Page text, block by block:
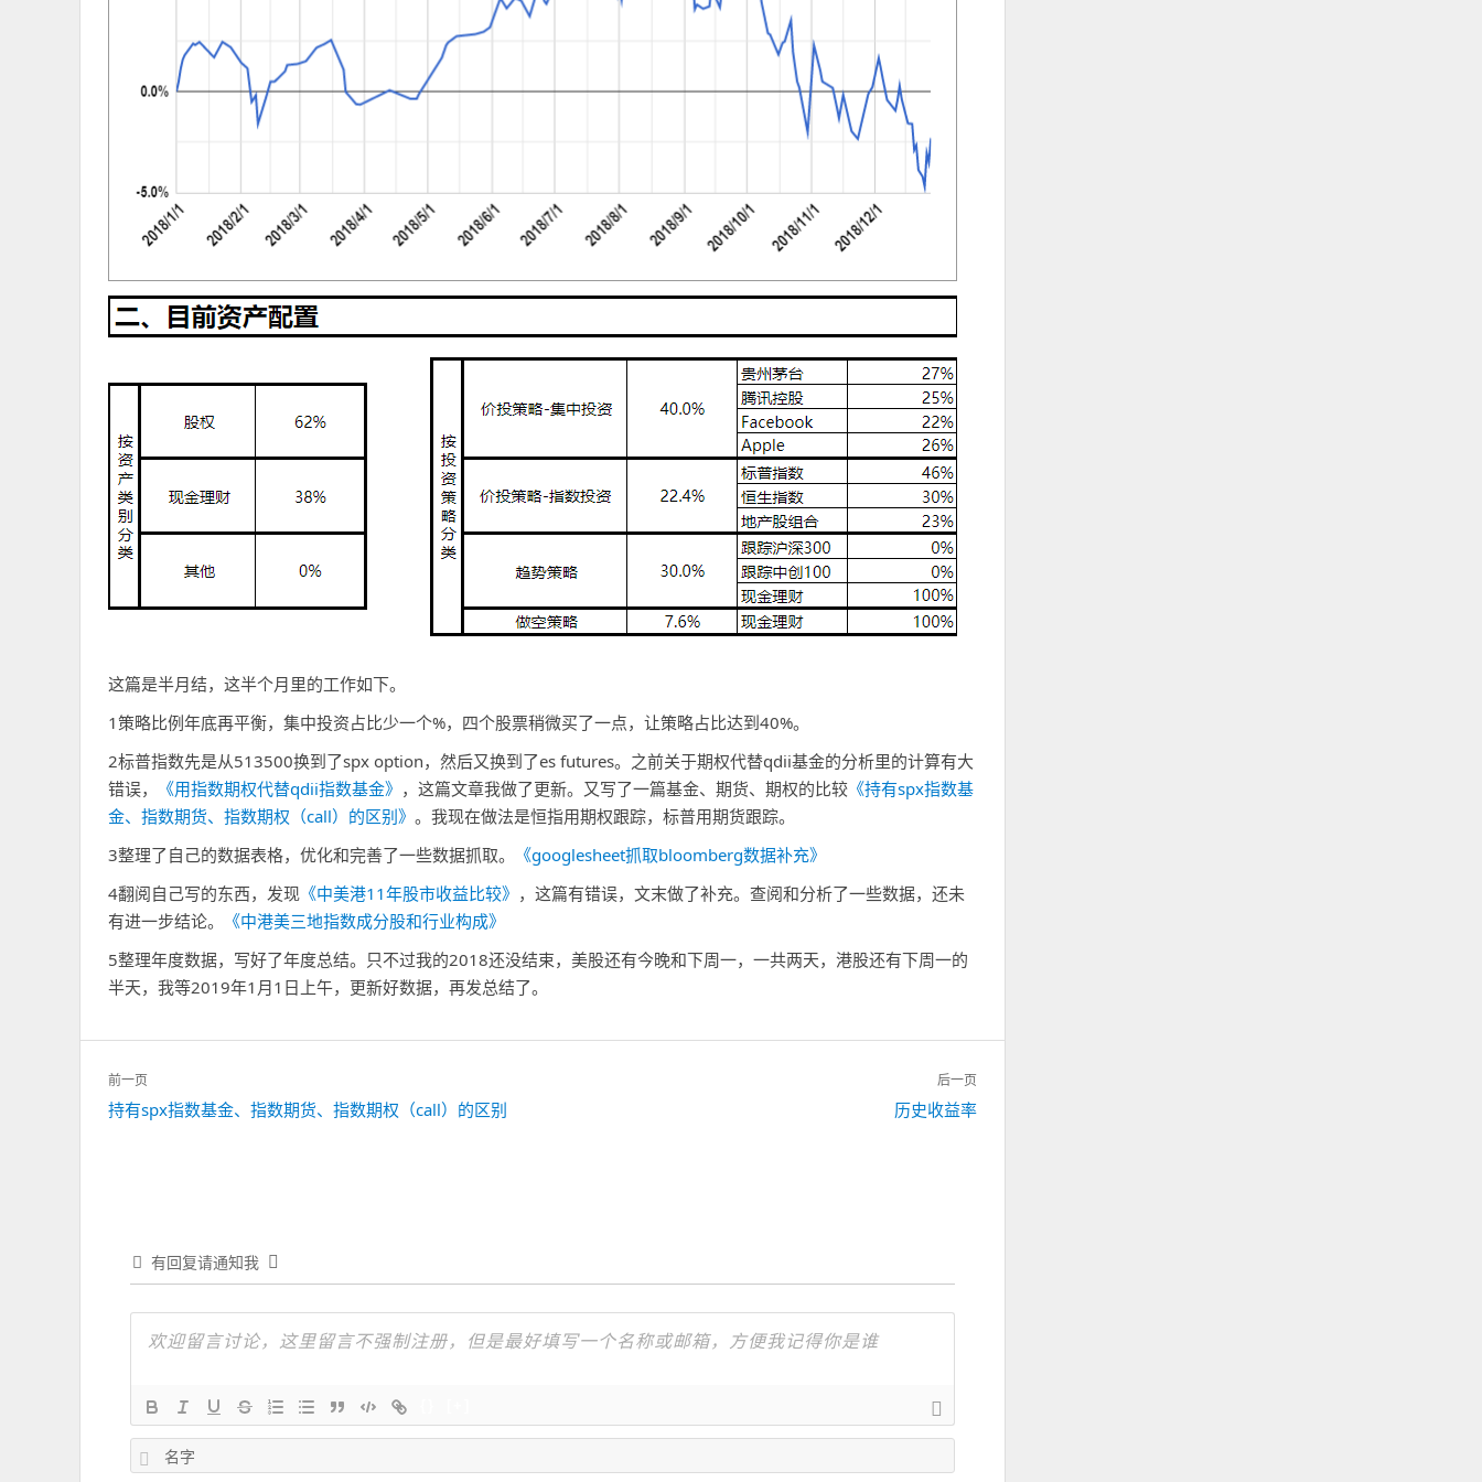
这篇是半月结，这半个月里的工作如下。
1策略比例年底再平衡，集中投资占比少一个%，四个股票稍微买了一点，让策略占比达到40%。
2标普指数先是从513500换到了spx option，然后又换到了es futures。之前关于期权代替qdii基金的分析里的计算有大
错误，
《用指数期权代替qdii指数基金》 ，这篇文章我做了更新。又写了一篇基金、期货、期权的比较 《持有spx指数基
金、指数期货、指数期权（call）的区别》 。我现在做法是恒指用期权跟踪，标普用期货跟踪。
3整理了自己的数据表格，优化和完善了一些数据抓取。
《googlesheet抓取bloomberg数据补充》
4翻阅自己写的东西，发现 《中美港11年股市收益比较》 ，这篇有错误，文末做了补充。查阅和分析了一些数据，还未
有进一步结论。
《中港美三地指数成分股和行业构成》
5整理年度数据，写好了年度总结。只不过我的2018还没结束，美股还有今晚和下周一，一共两天，港股还有下周一的
半天，我等2019年1月1日上午，更新好数据，再发总结了。
文
章
导
前一页
上
持有spx指数基金、指数期货、指数期权（call）的区别
后一页
历史收益率
有回复请通知我
字